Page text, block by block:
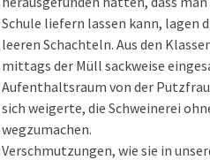
Schule liefern lassen kann, lagen
leeren Schachteln. Aus den
mittags der Müll sackweise
Aufenthaltsraum von der
sich weigerte, die Schweinerei
wegzumachen.
Verschmutzungen, wie sie in
schaffen, ständig Ordnung zu